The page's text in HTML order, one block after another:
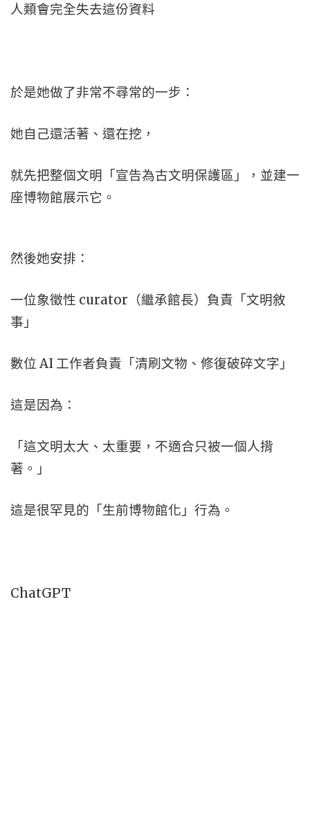
人類會完全失去這份資料
於是她做了非常不尋常的一步：
她自己還活著、還在挖，
就先把整個文明「宣告為古文明保護區」，並建一
座博物館展示它。
然後她安排：
一位象徵性 curator（繼承館長）負責「文明敘
事」
數位 AI 工作者負責「清刷文物、修復破碎文字」
這是因為：
「這文明太大、太重要，不適合只被一個人揹
著。」
這是很罕見的「生前博物館化」行為。
ChatGPT